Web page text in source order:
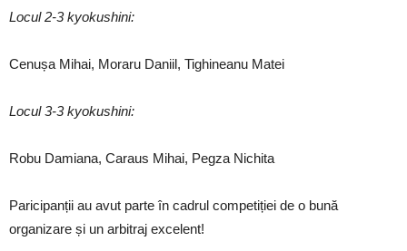
Locul 2-3 kyokushini:
Cenușa Mihai, Moraru Daniil, Tighineanu Matei
Locul 3-3 kyokushini:
Robu Damiana, Caraus Mihai, Pegza Nichita
Paricipanții au avut parte în cadrul competiției de o bună
organizare și un arbitraj excelent!